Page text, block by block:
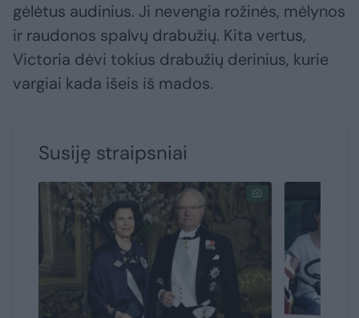
gėlėtus audinius. Ji nevengia rožinės, mėlynos
ir raudonos spalvų drabužių. Kita vertus,
Victoria dėvi tokius drabužių derinius, kurie
vargiai kada išeis iš mados.
Susiję straipsniai